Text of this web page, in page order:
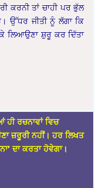
ਕਰਨੀ ਤਾਂ ਚਾਹੀ ਪਰ ਭੁੱਲ
ਉੱਧਰ ਜੀਤੀ ਨੂੰ ਲੱਗਾ ਕਿ
ਕੇ ਲਿਆਉਣਾ ਸ਼ੁਰੂ ਕਰ ਦਿੱਤਾ
ਹੀ ਰਚਨਾਵਾਂ ਵਿਚ
ਜ਼ਰੂਰੀ ਨਹੀਂ। ਹਰ ਲਿਖਤ
ਦਾ ਕਰਤਾ ਹੋਵੇਗਾ।